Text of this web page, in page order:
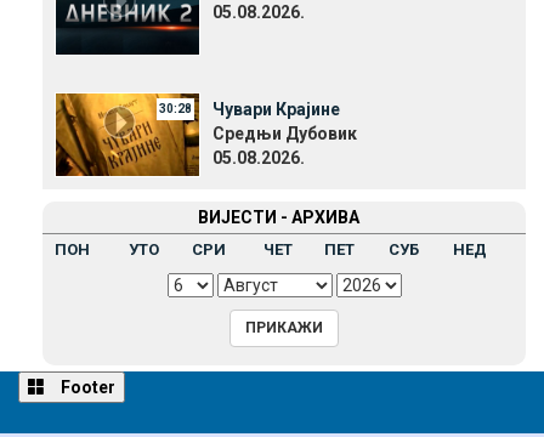
05.08.2026.
30:28
Чувари Крајине
Средњи Дубовик
05.08.2026.
ВИЈЕСТИ - АРХИВА
ПОН УТО СРИ ЧЕТ ПЕТ СУБ НЕД
Footer